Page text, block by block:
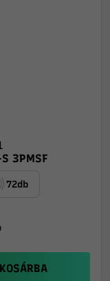
3PMSF
72db
KOSÁRBA